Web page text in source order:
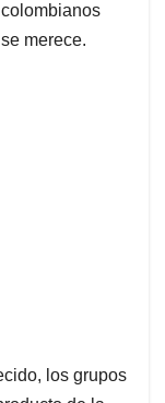
merece.
los grupos